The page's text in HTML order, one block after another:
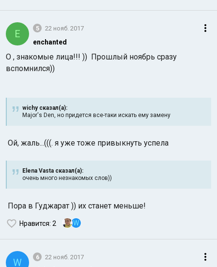
E 5 22 нояб. 2017
enchanted
О , знакомые лица!!! )) Прошлый ноябрь сразу
вспомнился))
wichy сказал(а):
Major's Den, но придется все-таки искать ему замену
Ой, жаль...(((. я уже тоже привыкнуть успела
Elena Vasta сказал(а):
очень много незнакомых слов))
Пора в Гуджарат )) их станет меньше!
Нравится: 2 W
W 6 22 нояб. 2017